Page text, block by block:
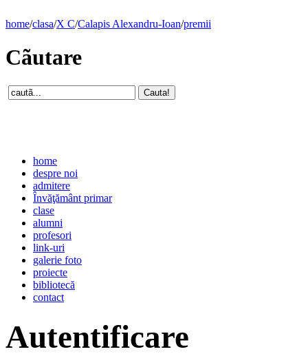
home/clasa/X C/Calapis Alexandru-Ioan/premii
Cãutare
home
despre noi
admitere
Învăţământ primar
clase
alumni
profesori
link-uri
galerie foto
proiecte
bibliotecă
contact
Autentificare